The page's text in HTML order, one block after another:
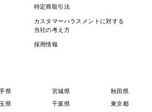
特定商取引法
カスタマーハラスメントに対する
当社の考え方
採用情報
県 宮城県 秋田県
県
千葉県 東京都